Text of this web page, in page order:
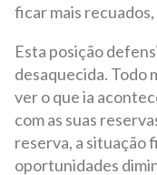
ficar mais
Esta posição
desaquecida. Todo
ver o que ia
com as suas
reserva, a situação
oportunidades